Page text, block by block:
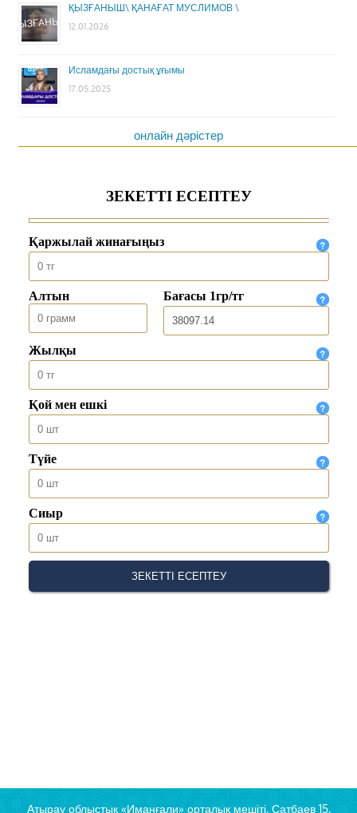
ҚЫЗҒАНЫШ\ ҚАНАҒАТ МУСЛИМОВ \
12.01.2026
Исламдағы достық ұғымы
17.05.2025
онлайн дәрістер
Атырау облыстық «Иманғали» орталық мешіті, Сатбаев 15,